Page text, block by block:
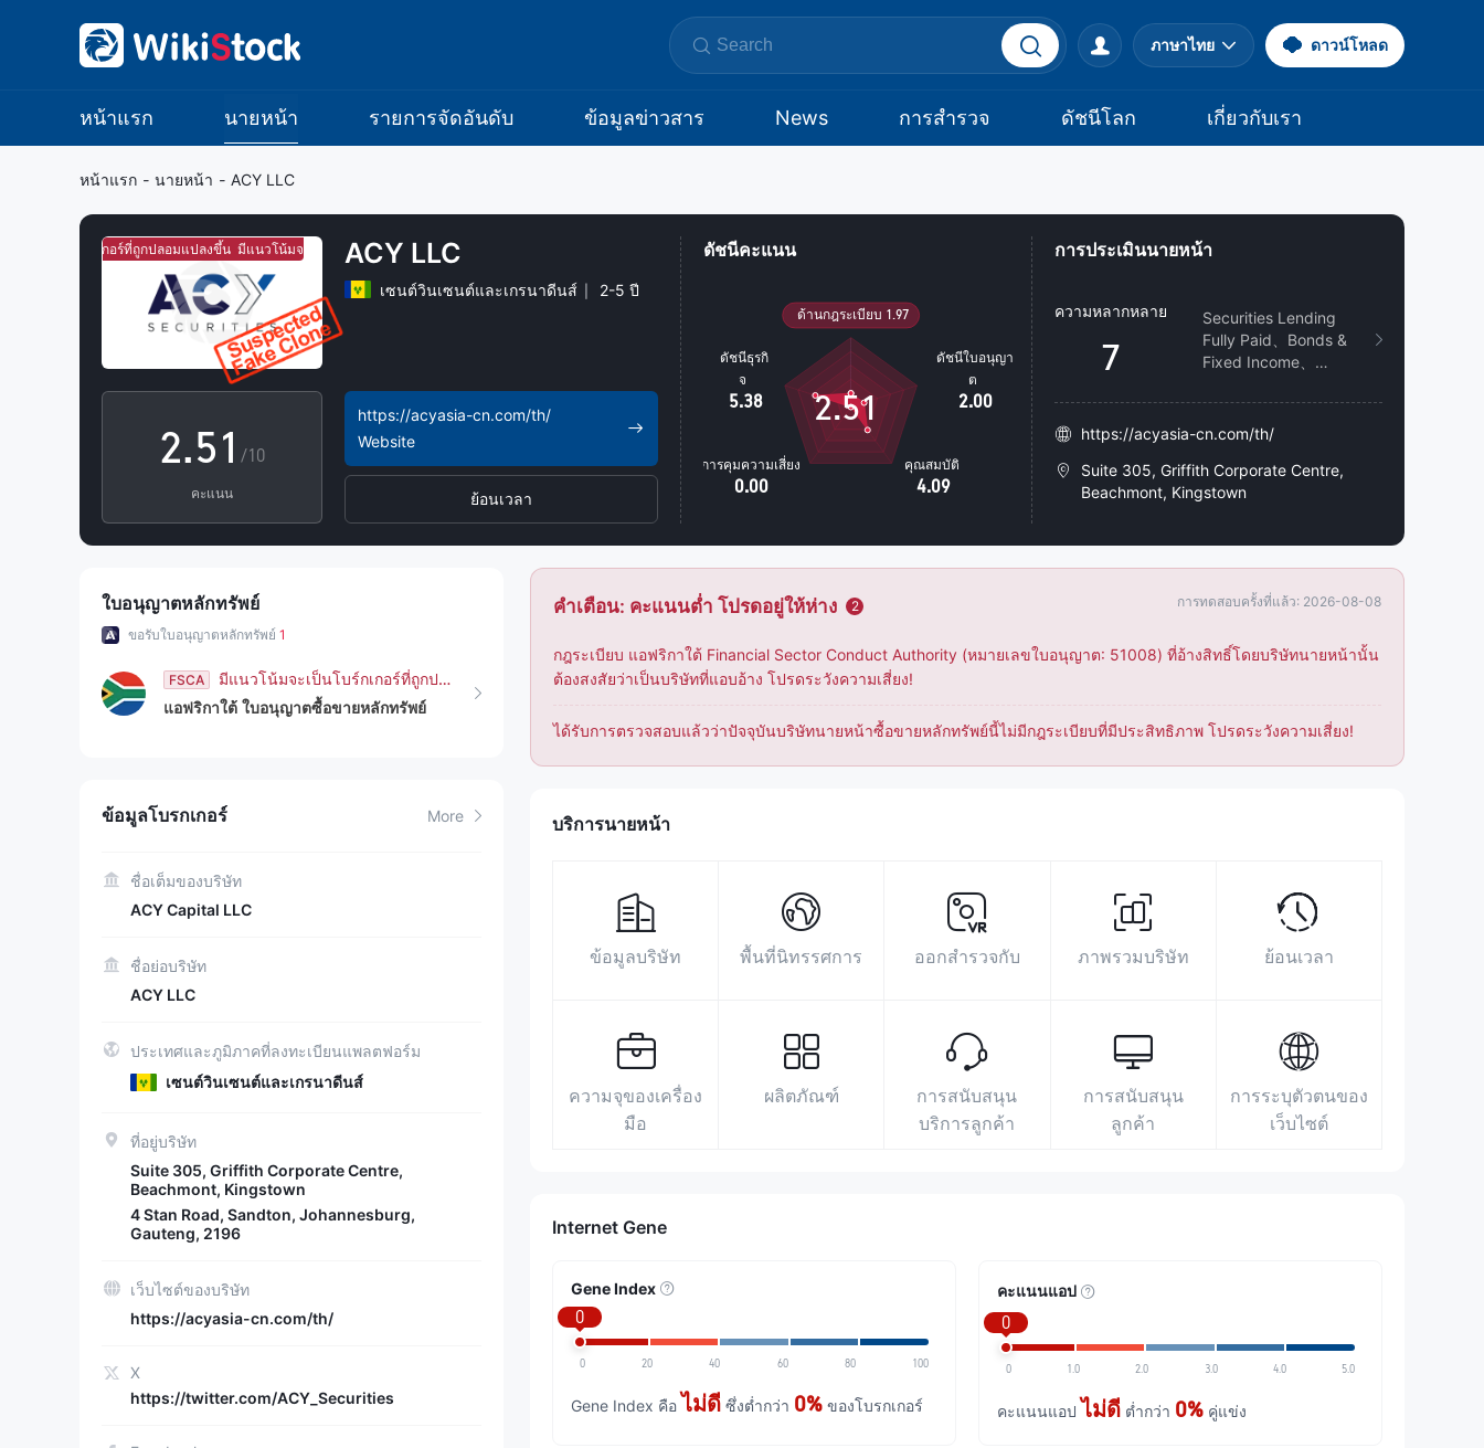
ภาษาไทย ดาวน์โหลด
หน้าแรก นายหน้า รายการจัดอันดับ ข้อมูลข่าวสาร News การสำรวจ ดัชนีโลก เกี่ยวกับเรา
หน้าแรก - นายหน้า - ACY LLC
จะเป็นโบร์กเกอร์ที่ถูกปลอมแปลงขึ้น มีแนวโน้มจะเป็นโบร์กเกอร์ที่ถูกปลอมแปลงขึ้น
0
1
2
4
5
6
7
9
.
0
1
2
3
4
5
6
7
8
9
0
1
2
3
4
5
6
8
9
/10
คะแนน
ACY LLC
เซนต์วินเซนต์และเกรนาดีนส์ 2-5 ปี
https://acyasia-cn.com/th/
Website
ย้อนเวลา
ดัชนีคะแนน
2.51
การประเมินนายหน้า
ความหลากหลาย
7
Securities Lending
Fully Paid、Bonds &
Fixed Income、
Advisory Service、
Stocks、ETFs、
https://acyasia-cn.com/th/
Suite 305, Griffith Corporate Centre,
Beachmont, Kingstown
https://twitter.com/ACY_Securities
https://www.linkedin.com/company/acysecurities/
ใบอนุญาตหลักทรัพย์
ขอรับใบอนุญาตหลักทรัพย์ 1
FSCA
มีแนวโน้มจะเป็นโบร์กเกอร์ที่ถูกปลอมแปลงขึ้น
แอฟริกาใต้ ใบอนุญาตซื้อขายหลักทรัพย์
ข้อมูลโบรกเกอร์ More
ชื่อเต็มของบริษัท
ACY Capital LLC
ชื่อย่อบริษัท
ACY LLC
ประเทศและภูมิภาคที่ลงทะเบียนแพลตฟอร์ม
เซนต์วินเซนต์และเกรนาดีนส์
ที่อยู่บริษัท
Suite 305, Griffith Corporate Centre,
Beachmont, Kingstown
4 Stan Road, Sandton, Johannesburg,
Gauteng, 2196
เว็บไซต์ของบริษัท
https://acyasia-cn.com/th/
X
https://twitter.com/ACY_Securities
คำเตือน: คะแนนต่ำ โปรดอยู่ให้ห่าง 2 การทดสอบครั้งที่แล้ว: 2026-08-08
กฎระเบียบ แอฟริกาใต้ Financial Sector Conduct Authority (หมายเลขใบอนุญาต: 51008) ที่อ้างสิทธิ์โดยบริษัทนายหน้านั้น
ต้องสงสัยว่าเป็นบริษัทที่แอบอ้าง โปรดระวังความเสี่ยง!
ได้รับการตรวจสอบแล้วว่าปัจจุบันบริษัทนายหน้าซื้อขายหลักทรัพย์นี้ไม่มีกฎระเบียบที่มีประสิทธิภาพ โปรดระวังความเสี่ยง!
บริการนายหน้า
ข้อมูลบริษัท พื้นที่นิทรรศการ ออกสำรวจกับ ภาพรวมบริษัท ย้อนเวลา
ความจุของเครื่อง
มือ
ผลิตภัณฑ์
การสนับสนุน
บริการลูกค้า
การสนับสนุน
ลูกค้า
การระบุตัวตนของ
เว็บไซต์
Internet Gene
Gene Index
0
0 20 40 60 80 100
Gene Index คือ ไม่ดี ซึ่งต่ำกว่า 0% ของโบรกเกอร์
คะแนนแอป
0
0 1.0 2.0 3.0 4.0 5.0
คะแนนแอป ไม่ดี ต่ำกว่า 0% คู่แข่ง